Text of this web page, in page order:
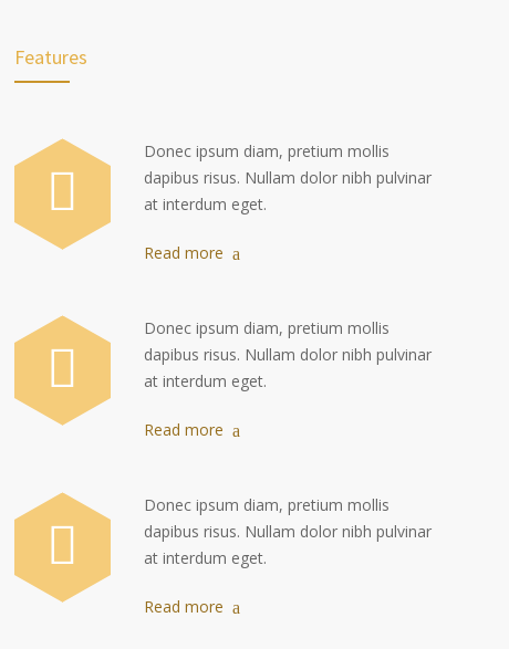
Features
Donec ipsum diam, pretium mollis
dapibus risus. Nullam dolor nibh pulvinar
at interdum eget.
Read more
Donec ipsum diam, pretium mollis
dapibus risus. Nullam dolor nibh pulvinar
at interdum eget.
Read more
Donec ipsum diam, pretium mollis
dapibus risus. Nullam dolor nibh pulvinar
at interdum eget.
Read more